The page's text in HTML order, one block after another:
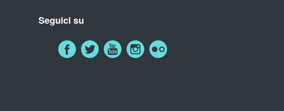
Seguici su